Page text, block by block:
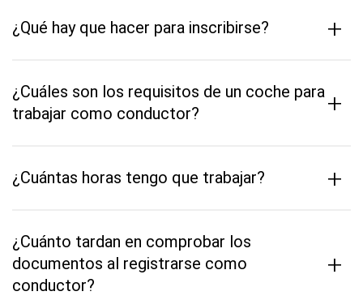
¿Qué hay que hacer para inscribirse? +
¿Cuáles son los requisitos de un coche para
trabajar como conductor?
+
¿Cuántas horas tengo que trabajar? +
¿Cuánto tardan en comprobar los
documentos al registrarse como
conductor?
+